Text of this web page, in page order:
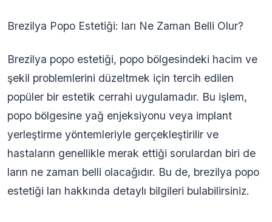
Brezilya Popo Estetiği: ları Ne Zaman Belli Olur?
Brezilya popo estetiği, popo bölgesindeki hacim ve
şekil problemlerini düzeltmek için tercih edilen
popüler bir estetik cerrahi uygulamadır. Bu işlem,
popo bölgesine yağ enjeksiyonu veya implant
yerleştirme yöntemleriyle gerçekleştirilir ve
hastaların genellikle merak ettiği sorulardan biri de
ların ne zaman belli olacağıdır. Bu de, brezilya popo
estetiği ları hakkında detaylı bilgileri bulabilirsiniz.